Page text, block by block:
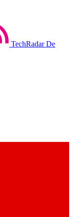
TechRadar De